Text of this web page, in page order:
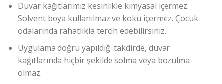
Duvar kağıtlarımız kesinlikle kimyasal içermez.
Solvent boya kullanılmaz ve koku içermez. Çocuk
odalarında rahatlıkla tercih edebilirsiniz.
Uygulama doğru yapıldığı takdirde, duvar
kağıtlarında hiçbir şekilde solma veya bozulma
olmaz.